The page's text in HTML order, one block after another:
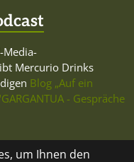
um Ihnen den
Media-
Mercurio Drinks
Blog „Auf ein
- Gespräche